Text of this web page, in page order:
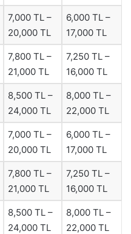
7,000 TL –
20,000 TL
6,000 TL –
17,000 TL
7,800 TL –
21,000 TL
7,250 TL –
16,000 TL
8,500 TL –
24,000 TL
8,000 TL –
22,000 TL
7,000 TL –
20,000 TL
6,000 TL –
17,000 TL
7,800 TL –
21,000 TL
7,250 TL –
16,000 TL
8,500 TL –
24,000 TL
8,000 TL –
22,000 TL